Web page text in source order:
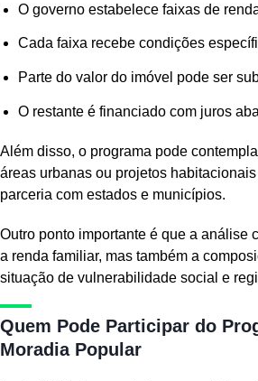
O governo estabelece faixas de
Cada faixa recebe condições
Parte do valor do imóvel pode ser
O restante é financiado com juros
Além disso, o programa pode
áreas urbanas ou projetos
parceria com estados e municípios.
Outro ponto importante é que a análise
a renda familiar, mas também a
situação de vulnerabilidade social e
Quem Pode Participar do
Moradia Popular